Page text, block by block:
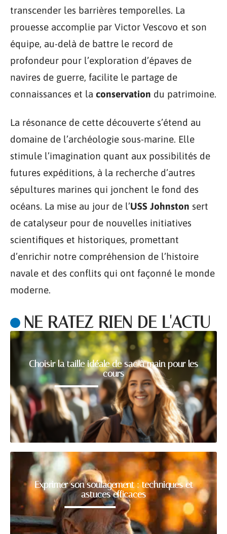
transcender les barrières temporelles. La
prouesse accomplie par Victor Vescovo et son
équipe, au-delà de battre le record de
profondeur pour l’exploration d’épaves de
navires de guerre, facilite le partage de
connaissances et la conservation du patrimoine.
La résonance de cette découverte s’étend au
domaine de l’archéologie sous-marine. Elle
stimule l’imagination quant aux possibilités de
futures expéditions, à la recherche d’autres
sépultures marines qui jonchent le fond des
océans. La mise au jour de l’USS Johnston sert
de catalyseur pour de nouvelles initiatives
scientifiques et historiques, promettant
d’enrichir notre compréhension de l’histoire
navale et des conflits qui ont façonné le monde
moderne.
NE RATEZ RIEN DE L'ACTU
Choisir la taille idéale de sac à main pour les
cours
Exprimer son soulagement : techniques et
astuces efficaces